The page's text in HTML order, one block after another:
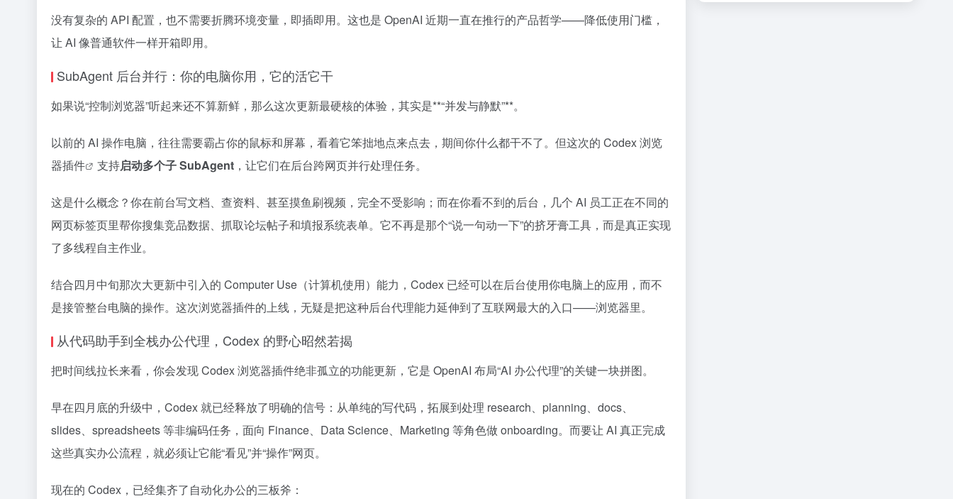
没有复杂的 API 配置，也不需要折腾环境变量，即插即用。这也是 OpenAI 近期一直在推行的产品哲学——降低使用门槛，
让 AI 像普通软件一样开箱即用。
SubAgent 后台并行：你的电脑你用，它的活它干
如果说“控制浏览器”听起来还不算新鲜，那么这次更新最硬核的体验，其实是**“并发与静默”**。
以前的 AI 操作电脑，往往需要霸占你的鼠标和屏幕，看着它笨拙地点来点去，期间你什么都干不了。但这次的 Codex 浏览
器插件
支持启动多个子 SubAgent ，让它们在后台跨网页并行处理任务。
这是什么概念？你在前台写文档、查资料、甚至摸鱼刷视频，完全不受影响；而在你看不到的后台，几个 AI 员工正在不同的
网页标签页里帮你搜集竞品数据、抓取论坛帖子和填报系统表单。它不再是那个“说一句动一下”的挤牙膏工具，而是真正实现
了多线程自主作业。
结合四月中旬那次大更新中引入的 Computer Use（计算机使用）能力，Codex 已经可以在后台使用你电脑上的应用，而不
是接管整台电脑的操作。这次浏览器插件的上线，无疑是把这种后台代理能力延伸到了互联网最大的入口——浏览器里。
从代码助手到全栈办公代理，Codex 的野心昭然若揭
把时间线拉长来看，你会发现 Codex 浏览器插件绝非孤立的功能更新，它是 OpenAI 布局“AI 办公代理”的关键一块拼图。
早在四月底的升级中，Codex 就已经释放了明确的信号：从单纯的写代码，拓展到处理 research、planning、docs、
slides、spreadsheets 等非编码任务，面向 Finance、Data Science、Marketing 等角色做 onboarding。而要让 AI 真正完成
这些真实办公流程，就必须让它能“看见”并“操作”网页。
现在的 Codex，已经集齐了自动化办公的三板斧：